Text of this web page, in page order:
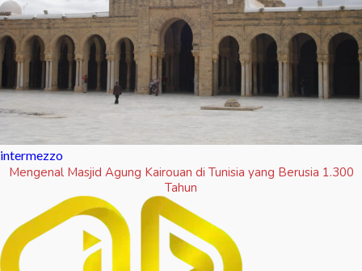
intermezzo
Mengenal Masjid Agung Kairouan di Tunisia yang Berusia 1.300
Tahun